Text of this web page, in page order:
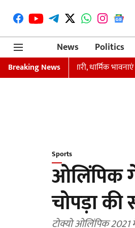
News
Politics
Breaking News
का वारंट जारी, धार्मिक भावनाएं
Sports
ओलिंपिक
चोपड़ा की
टोक्यो ओलिंपिक